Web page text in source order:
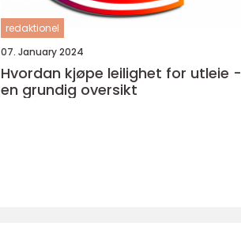
redaktionel
07. January 2024
Hvordan kjøpe leilighet for utleie -
en grundig oversikt